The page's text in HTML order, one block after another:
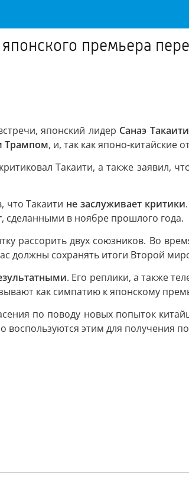
премьера
японский лидер Санаэ
Трампом, и, так как японо-
Такаити, а также заявил,
что Такаити не заслуживает критики
, сделанными в ноябре прошлого года.
рассорить двух союзников. Во
должны сохранять итоги Второй
. Его реплики, а также
как симпатию к японскому
по поводу новых попыток
воспользуются этим для получения